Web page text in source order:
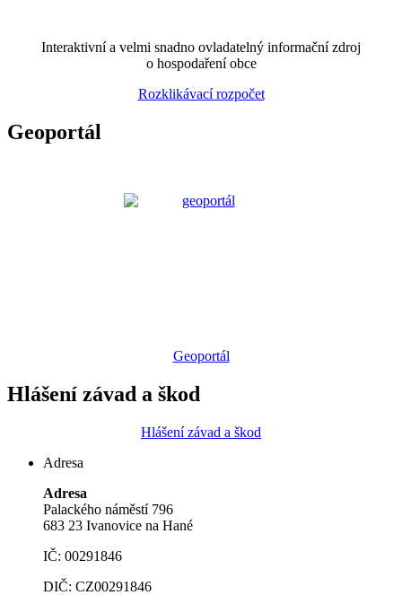
Interaktivní a velmi snadno ovladatelný informační zdroj
o hospodaření obce
Rozklikávací rozpočet
Geoportál
Geoportál
Hlášení závad a škod
Hlášení závad a škod
Adresa
Adresa
Palackého náměstí 796
683 23 Ivanovice na Hané
IČ: 00291846
DIČ: CZ00291846